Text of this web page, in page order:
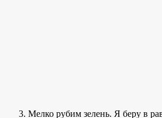
Мелко рубим зелень. Я беру в